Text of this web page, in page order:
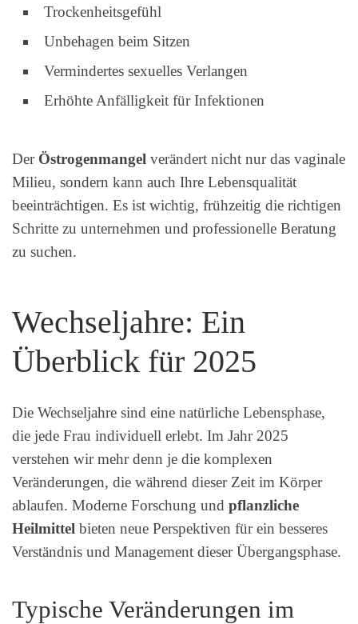
Trockenheitsgefühl
Unbehagen beim Sitzen
Vermindertes sexuelles Verlangen
Erhöhte Anfälligkeit für Infektionen
Der Östrogenmangel verändert nicht nur das vaginale
Milieu, sondern kann auch Ihre Lebensqualität
beeinträchtigen. Es ist wichtig, frühzeitig die richtigen
Schritte zu unternehmen und professionelle Beratung
zu suchen.
Wechseljahre: Ein
Überblick für 2025
Die Wechseljahre sind eine natürliche Lebensphase,
die jede Frau individuell erlebt. Im Jahr 2025
verstehen wir mehr denn je die komplexen
Veränderungen, die während dieser Zeit im Körper
ablaufen. Moderne Forschung und pflanzliche
Heilmittel bieten neue Perspektiven für ein besseres
Verständnis und Management dieser Übergangsphase.
Typische Veränderungen im